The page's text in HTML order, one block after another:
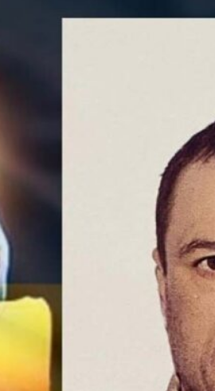
стан
працевлаштування
інформальна освіта
МФК
база
та інформальну освіту